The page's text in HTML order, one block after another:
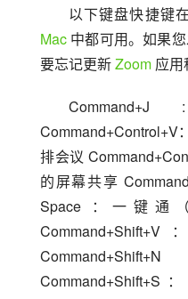
以下键盘快捷键
Mac 中都可用。如果
要忘记更新 Zoom 应用
Command+Control+V
排会议
的屏幕共享
Space ：一键通